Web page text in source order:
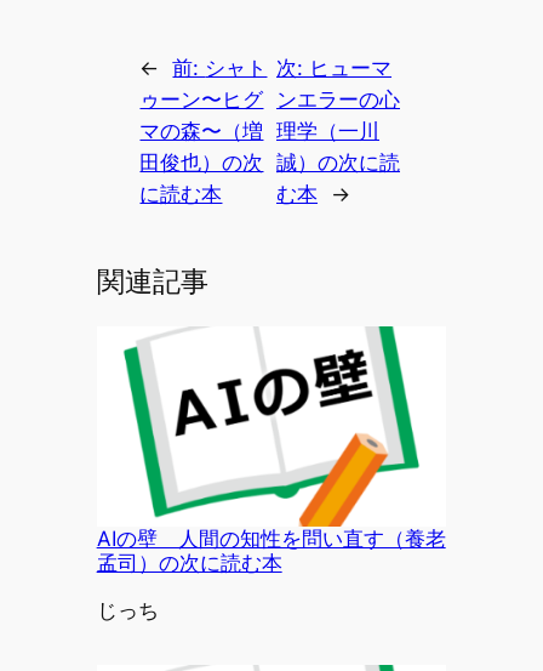
← 前: シャト
ゥーン〜ヒグ
マの森〜（増
田俊也）の次
に読む本
次: ヒューマ
ンエラーの心
理学（一川
誠）の次に読
む本
→
関連記事
AIの壁 人間の知性を問い直す（養老
孟司）の次に読む本
投稿者
じっち